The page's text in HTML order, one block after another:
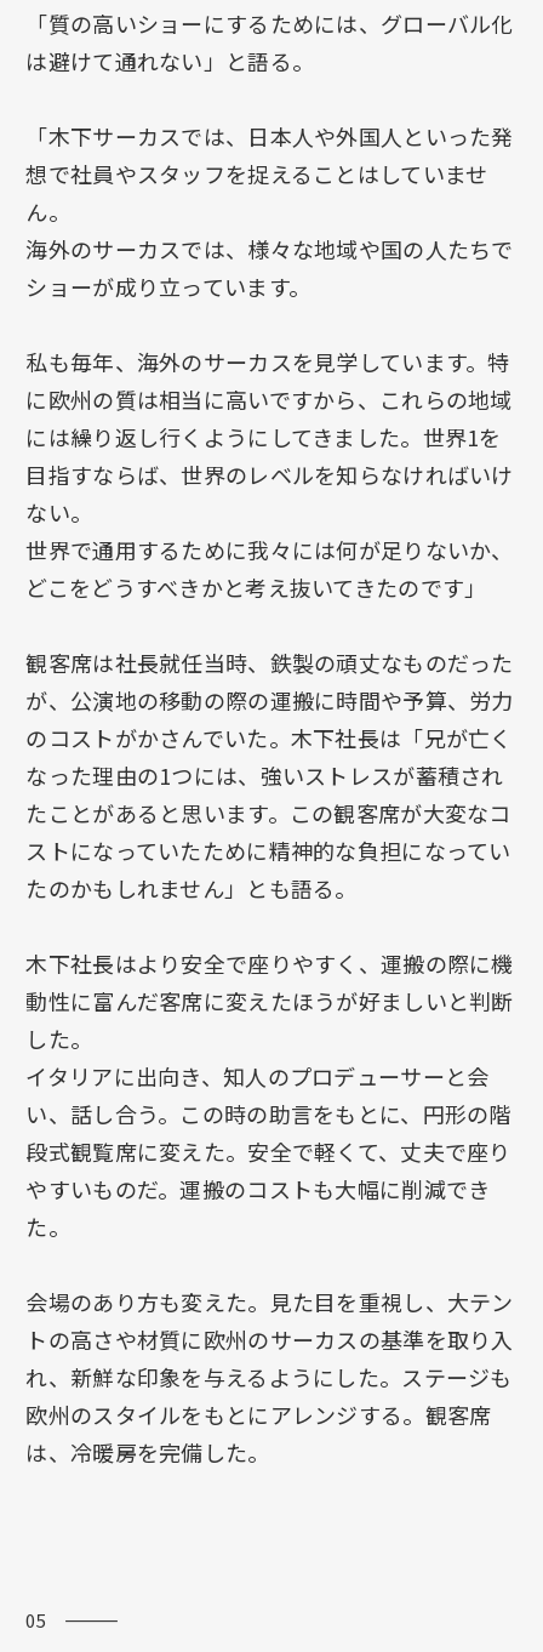
「質の高いショーにするためには、グローバル化
は避けて通れない」と語る。
「木下サーカスでは、日本人や外国人といった発
想で社員やスタッフを捉えることはしていませ
ん。
海外のサーカスでは、様々な地域や国の人たちで
ショーが成り立っています。
私も毎年、海外のサーカスを見学しています。特
に欧州の質は相当に高いですから、これらの地域
には繰り返し行くようにしてきました。世界1を
目指すならば、世界のレベルを知らなければいけ
ない。
世界で通用するために我々には何が足りないか、
どこをどうすべきかと考え抜いてきたのです」
観客席は社長就任当時、鉄製の頑丈なものだった
が、公演地の移動の際の運搬に時間や予算、労力
のコストがかさんでいた。木下社長は「兄が亡く
なった理由の1つには、強いストレスが蓄積され
たことがあると思います。この観客席が大変なコ
ストになっていたために精神的な負担になってい
たのかもしれません」とも語る。
木下社長はより安全で座りやすく、運搬の際に機
動性に富んだ客席に変えたほうが好ましいと判断
した。
イタリアに出向き、知人のプロデューサーと会
い、話し合う。この時の助言をもとに、円形の階
段式観覧席に変えた。安全で軽くて、丈夫で座り
やすいものだ。運搬のコストも大幅に削減でき
た。
会場のあり方も変えた。見た目を重視し、大テン
トの高さや材質に欧州のサーカスの基準を取り入
れ、新鮮な印象を与えるようにした。ステージも
欧州のスタイルをもとにアレンジする。観客席
は、冷暖房を完備した。
05 ―――